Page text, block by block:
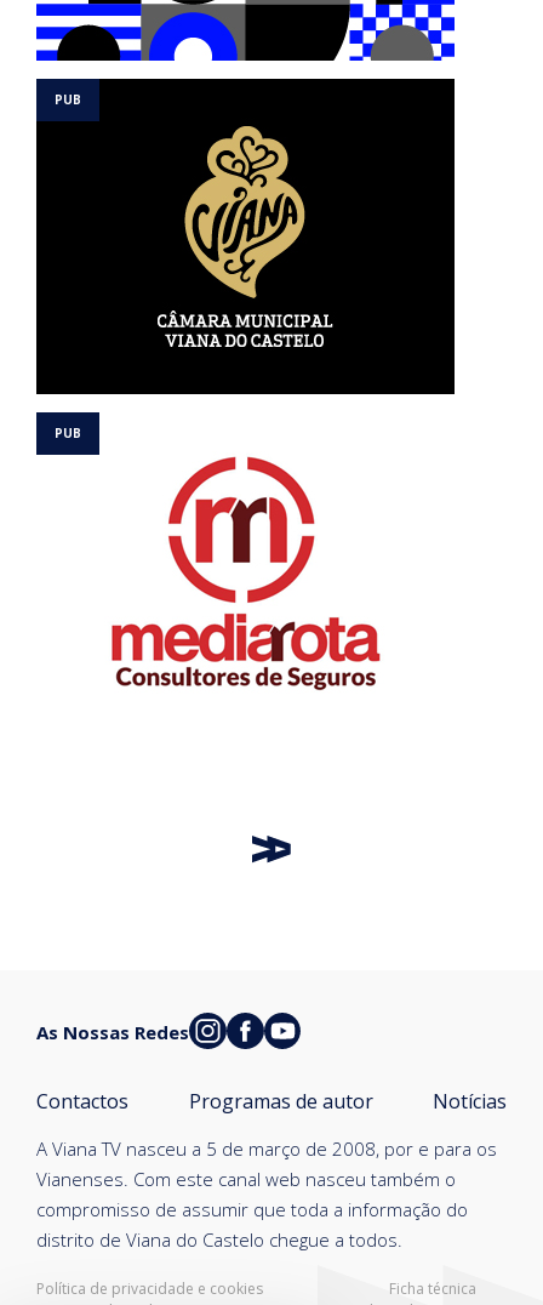
Política de privacidade e cookies
Ficha técnica
A Viana TV nasceu a 5 de março de 2008, por e para os
Vianenses. Com este canal web nasceu também o
compromisso de assumir que toda a informação do
distrito de Viana do Castelo chegue a todos.
Contactos Programas de autor Notícias
As Nossas Redes